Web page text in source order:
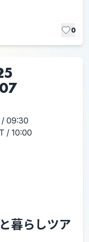
0
/ 09:30
/ 10:00
暮らしツア